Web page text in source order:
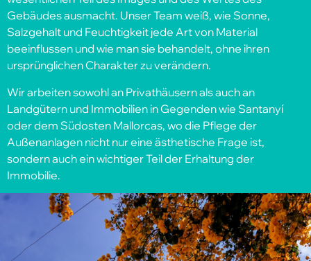
Gebäudes ausmacht. Unser Team weiß, wie Sonne,
Salzgehalt und Feuchtigkeit jede Art von Material
beeinflussen und wie man sie behandelt, ohne ihren
ursprünglichen Charakter zu verändern.
Wir arbeiten sowohl an Privathäusern als auch an
Landgütern und Immobilien in Gegenden wie Santanyí
oder dem Südosten Mallorcas, wo die Pflege der
Außenanlagen nicht nur eine ästhetische Frage ist,
sondern auch ein wichtiger Teil der Erhaltung der
Immobilie.